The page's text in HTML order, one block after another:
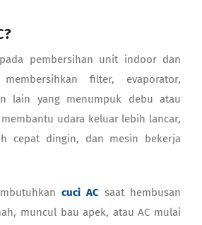
pembersihan unit indoor dan
filter, evaporator,
lain yang menumpuk debu atau
udara keluar lebih lancar,
cepat dingin, dan mesin bekerja
cuci AC saat hembusan
muncul bau apek, atau AC mulai